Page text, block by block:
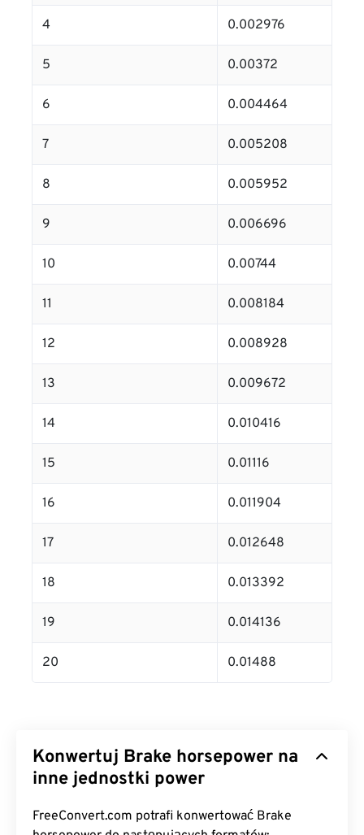
4 0.002976
5 0.00372
6 0.004464
7 0.005208
8 0.005952
9 0.006696
10 0.00744
11 0.008184
12 0.008928
13 0.009672
14 0.010416
15 0.01116
16 0.011904
17 0.012648
18 0.013392
19 0.014136
20 0.01488
Konwertuj Brake horsepower na
inne jednostki power
FreeConvert.com potrafi konwertować Brake